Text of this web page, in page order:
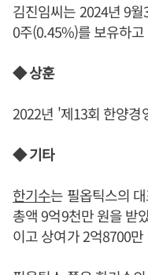
김진임씨는 2024년 9
0주(0.45%)를 보유하
◆ 상훈
2022년 '제13회 한양경
◆ 기타
한기수는 필옵틱스의
총액 9억9천만 원을 받
이고 상여가 2억8700만